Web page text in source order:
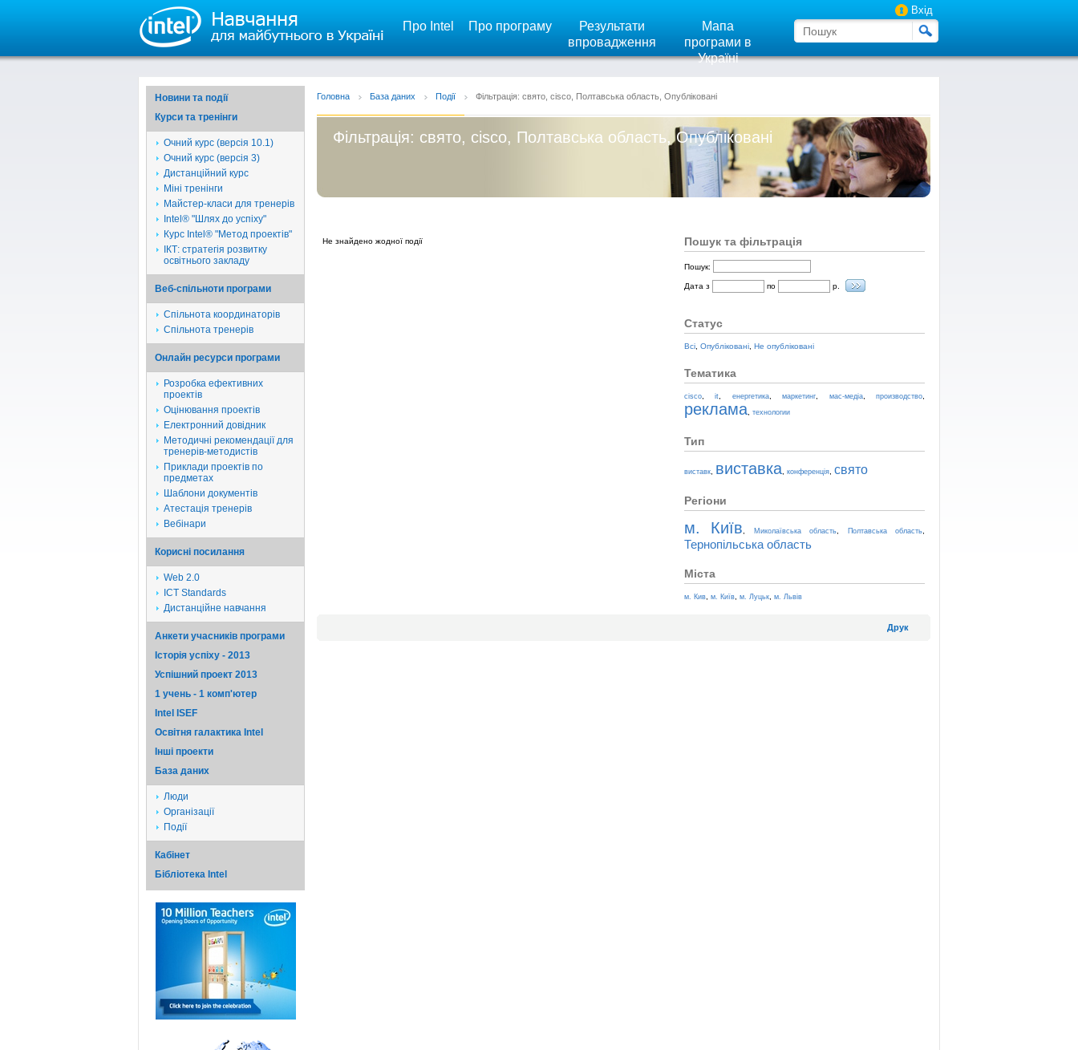
Вхід
Про Intel Про програму
Результати
впровадження
Мапа
програми в
Україні
Новини та події
Курси та тренінги
Очний курс (версія 10.1)
Очний курс (версія 3)
Дистанційний курс
Міні тренінги
Майстер-класи для тренерів
Intel® "Шлях до успіху"
Курс Intel® "Метод проектів"
ІКТ: стратегія розвитку
освітнього закладу
Веб-спільноти програми
Спільнота координаторів
Спільнота тренерів
Онлайн ресурси програми
Розробка ефективних
проектів
Оцінювання проектів
Електронний довідник
Методичні рекомендації для
тренерів-методистів
Приклади проектів по
предметах
Шаблони документів
Атестація тренерів
Вебінари
Корисні посилання
Web 2.0
ICT Standards
Дистанційне навчання
Анкети учасників програми
Історія успіху - 2013
Успішний проект 2013
1 учень - 1 комп'ютер
Intel ISEF
Освітня галактика Intel
Iншi проекти
База даних
Люди
Організації
Події
Кабінет
Бібліотека Intel
Головна База даних Події Фільтрація: свято, cisco, Полтавська область, Опубліковані
Фільтрація: свято, cisco, Полтавська область, Опубліковані
Не знайдено жодної події Пошук та фільтрація
Пошук:
Дата з по р.
Статус
Всі Опубліковані Не опубліковані
Тематика
cisco ,it енергетика,маркетинг мас-медіа,производство
реклама технологии
Тип
виставк виставка конференція свято
Регіони
м. Київ Миколаївська область Полтавська область
Тернопільська область
Міста
м. Кив м. Київ м. Луцьк м. Львів
Друк